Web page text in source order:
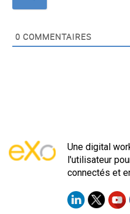
0 COMMENTAIRES
Une digital
l'utilisateur
connectés et